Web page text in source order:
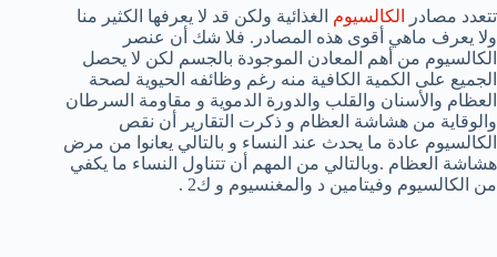
تتعدد مصادر الكالسيوم الغذائية ولكن قد لا يعرفها الكثير منا
ولا يعرف ماهي أقوى هذه المصادر. فلا شك أن عنصر
الكالسيوم من أهم المعادن الموجودة بالجسم لكن لا يحصل
الجميع على الكمية الكافية منه رغم وظائفه الحيوية لصحة
العظام والأسنان والقلب والدورة الدموية و مقاومة السرطان
والوقاية من هشاشة العظام و ذكرت التقارير أن نقص
الكالسيوم عادة ما يحدث عند النساء و بالتالي يعانوا من مرض
هشاشة العظام .وبالتالي من المهم أن تتناول النساء ما يكفي
من الكالسيوم وفيتامين د والمغنسيوم و ك2 .